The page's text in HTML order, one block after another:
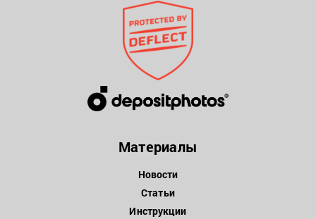
Материалы
Новости
Статьи
Инструкции